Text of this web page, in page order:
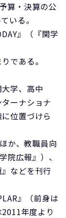
算・決算の公
いる。
』（『関学
である。
学、高中
ーナショナ
位置づけら
か、教職員向
院広報』）、
などを刊行
』（前身は
年度より